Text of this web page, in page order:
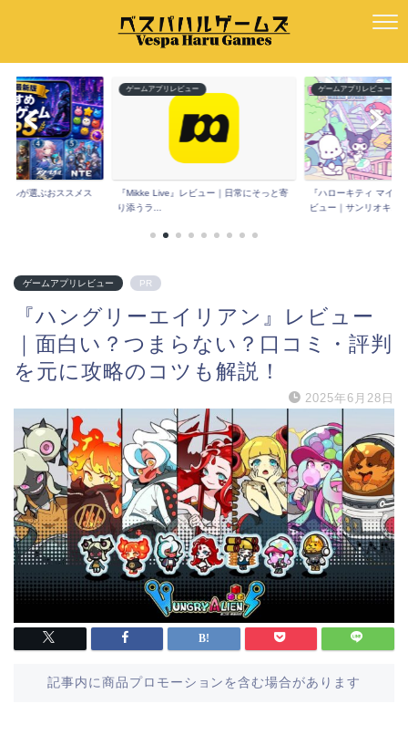
ー｜日常にそっと寄
ゲームアプリレビュー
『ハローキティ マイドリームストア』レ
ビュー｜サンリオキ...
ゲームアプリレビュー
『Spoon(スプーン)』
コミは？声だ...
ゲームアプリレビュー PR
『ハングリーエイリアン』レビュー
｜面白い？つまらない？口コミ・評判
を元に攻略のコツも解説！
2025年6月28日
記事内に商品プロモーションを含む場合があります